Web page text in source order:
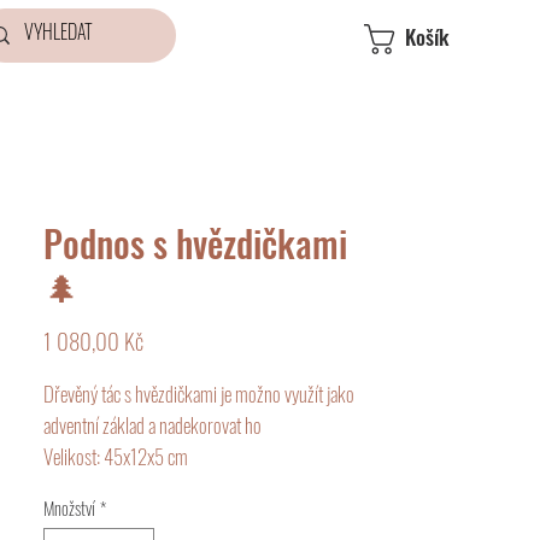
Košík
Podnos s hvězdičkami
🌲
1 080,00 KčCena
Dřevěný tác s hvězdičkami je možno využít jako
adventní základ a nadekorovat ho
Velikost: 45x12x5 cm
Množství*